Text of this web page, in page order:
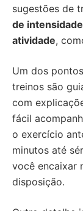
sugestões de
de
atividade,
Um dos
treinos são
com
fácil
o exercício
minutos até
você encaixar
disposição.